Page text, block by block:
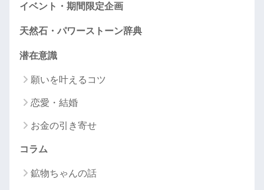
イベント・期間限定企画
天然石・パワーストーン辞典
潜在意識
願いを叶えるコツ
恋愛・結婚
お金の引き寄せ
コラム
鉱物ちゃんの話